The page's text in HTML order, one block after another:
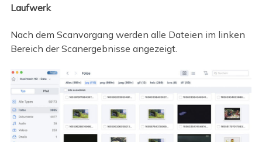
Laufwerk
Nach dem Scanvorgang werden alle Dateien im linken
Bereich der Scanergebnisse angezeigt.